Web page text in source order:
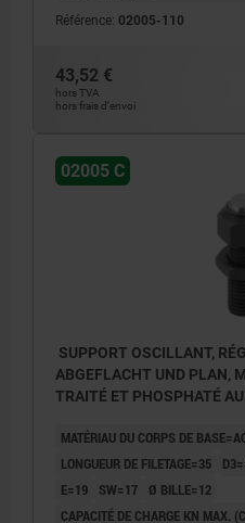
Référence: 02005-110
43,52 €
hors TVA
hors frais d’envoi
02005 C
SUPPORT OSCILLANT,
ABGEFLACHT UND PLAN,
TRAITÉ ET PHOSPHATÉ
MATÉRIAU DU CORPS DE
LONGUEUR DE FILETAGE=35
E=19
SW=17
Ø BILLE=12
CAPACITÉ DE CHARGE KN MAX.